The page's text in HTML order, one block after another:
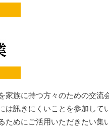
家族に持つ方々のための交
は訊きにくいことを参加し
めにご活用いただきたい集